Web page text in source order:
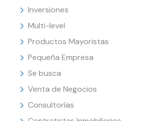
Inversiones
Multi-level
Productos Mayoristas
Pequeña Empresa
Se busca
Venta de Negocios
Consultorías